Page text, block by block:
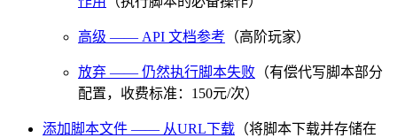
高级 —— API 文档参考 （高阶玩家）
放弃 —— 仍然执行脚本失败 （有偿代写脚本部分
配置，收费标准：150元/次）
添加脚本文件 —— 从URL下载 （将脚本下载并存储在